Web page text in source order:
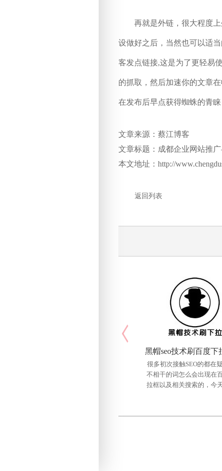
再就是外链，很大程度上
设做好之后，当然也可以适
客发点链接,这是为了更轻易
的抓取，然后加速你的文章
在发布后早点获得蜘蛛的青
文章来源：蔡江博客
文章标题：成都企业网站推
本文地址：http://
返回列表
很多初次接触SEO的都在
不相干的词怎么会出现在
拉框以及相关搜索的，今
选单，黑帽手法
一装ERP（软件